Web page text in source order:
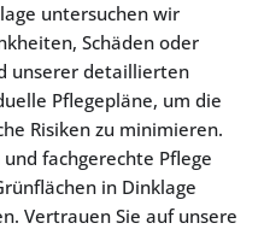
untersuchen wir
Schäden oder
unserer detaillierten
Pflegepläne, um die
Risiken zu minimieren.
fachgerechte Pflege
in Dinklage
Vertrauen Sie auf unsere